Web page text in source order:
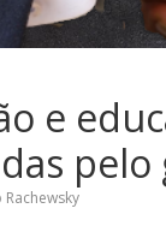
e
pelo